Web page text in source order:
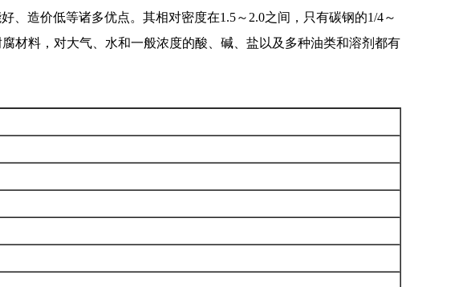
造价低等诸多优点。其相对密度在1.5～2.0之间，只有碳钢的1/4～
材料，对大气、水和一般浓度的酸、碱、盐以及多种油类和溶剂都有